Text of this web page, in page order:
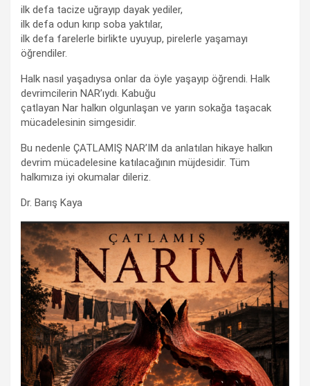
ilk defa tacize uğrayıp dayak yediler,
ilk defa odun kırıp soba yaktılar,
ilk defa farelerle birlikte uyuyup, pirelerle yaşamayı
öğrendiler.
Halk nasıl yaşadıysa onlar da öyle yaşayıp öğrendi. Halk
devrimcilerin NAR’ıydı. Kabuğu
çatlayan Nar halkın olgunlaşan ve yarın sokağa taşacak
mücadelesinin simgesidir.
Bu nedenle ÇATLAMIŞ NAR’IM da anlatılan hikaye halkın
devrim mücadelesine katılacağının müjdesidir. Tüm
halkımıza iyi okumalar dileriz.
Dr. Barış Kaya